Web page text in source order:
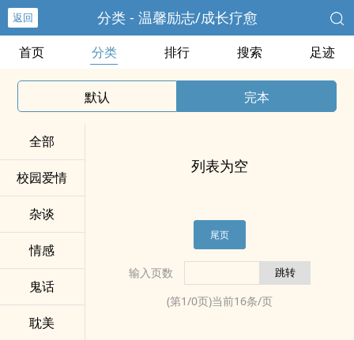
返回 分类 - 温馨励志/成长疗愈
首页 分类 排行 搜索 足迹
默认 完本
全部
校园爱情
杂谈
情感
鬼话
耽美
列表为空
尾页
输入页数
(第1/0页)当前16条/页